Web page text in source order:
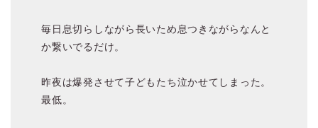
毎日息切らしながら長いため息つきながらなんと
か繋いでるだけ。
昨夜は爆発させて子どもたち泣かせてしまった。
最低。